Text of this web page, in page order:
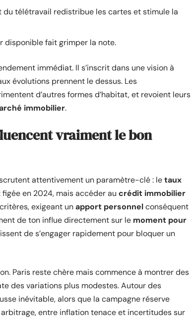
du télétravail redistribue les cartes et stimule la
disponible fait grimper la note.
immédiat. Il s’inscrit dans une vision à
évolutions prennent le dessus. Les
d’autres formes d’habitat, et revoient leurs
immobilier.
vraiment le bon
attentivement un paramètre-clé : letaux
figée en 2024, mais accéder au crédit immobilier
exigeant unapport personnelconséquent
de ton influe directement sur le moment pour
de s’engager rapidement pour bloquer un
Paris reste chère mais commence à montrer des
des variations plus modestes. Autour des
inévitable, alors que la campagne réserve
entre inflation tenace et incertitudes sur